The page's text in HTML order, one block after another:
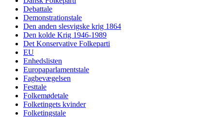
Debattale
Demonstrationstale
Den anden slesvigske krig 1864
Den kolde Krig 1946-1989
Det Konservative Folkeparti
EU
Enhedslisten
Europaparlamentstale
Fagbevægelsen
Festtale
Folkemødetale
Folketingets kvinder
Folketingstale